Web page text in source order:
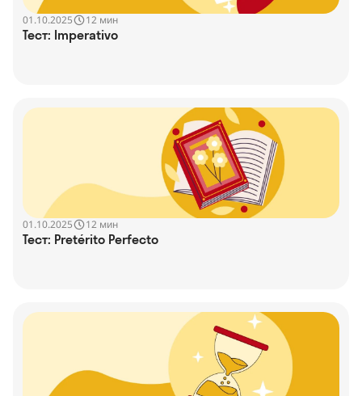
01.10.2025 12 мин
Тест: Imperativo
01.10.2025 12 мин
Тест: Pretérito Perfecto